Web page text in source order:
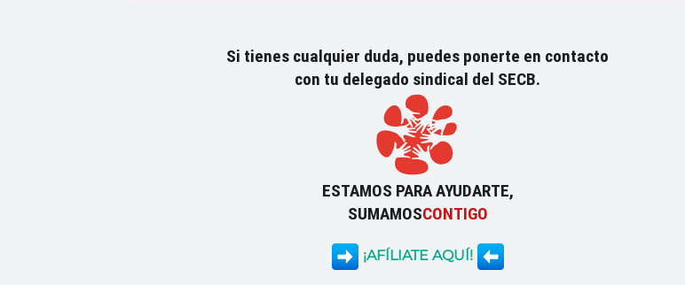
Si tienes cualquier duda, puedes ponerte en contacto
con tu delegado sindical del SECB.
ESTAMOS PARA AYUDARTE,
SUMAMOSCONTIGO
¡AFÍLIATE AQUÍ!